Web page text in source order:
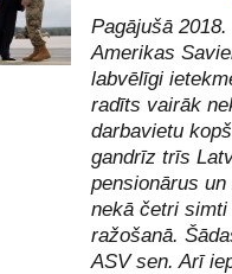
Pagājušā
Amerikas
labvēlīgi
radīts vairāk
darbavietu
gandrīz trīs
pensionārus
nekā četri
ražošanā.
ASV sen. Arī